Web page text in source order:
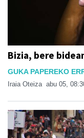
Bizia, bere
GUKA PAPEREKO
Iraia Oteiza abu 05,